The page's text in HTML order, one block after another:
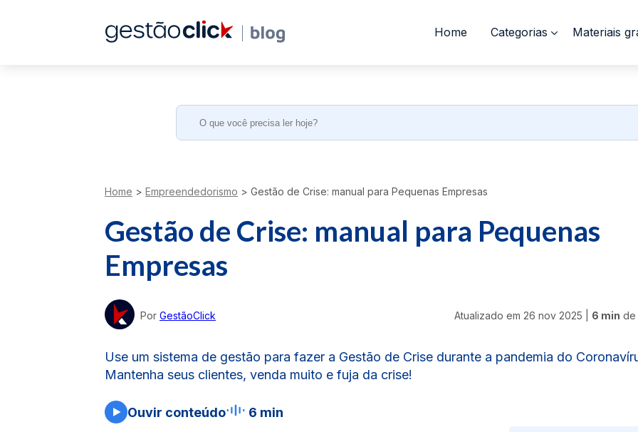
Home Categorias Materiais
Search
Home > Empreendedorismo > Gestão de Crise: manual para Pequenas Empresas
Gestão de Crise: manual para Pequenas
Empresas
Por GestãoClick Atualizado em 26 nov 2025 6 min de
Use um sistema de gestão para fazer a Gestão de Crise durante a pandemia do
Mantenha seus clientes, venda muito e fuja da crise!
Ouvir conteúdo 6 min